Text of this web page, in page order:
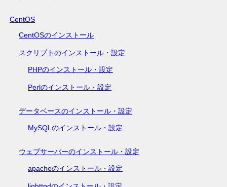
CentOS
CentOSのインストール
スクリプトのインストール・設定
PHPのインストール・設定
Perlのインストール・設定
データベースのインストール・設定
MySQLのインストール・設定
ウェブサーバーのインストール・設定
apacheのインストール・設定